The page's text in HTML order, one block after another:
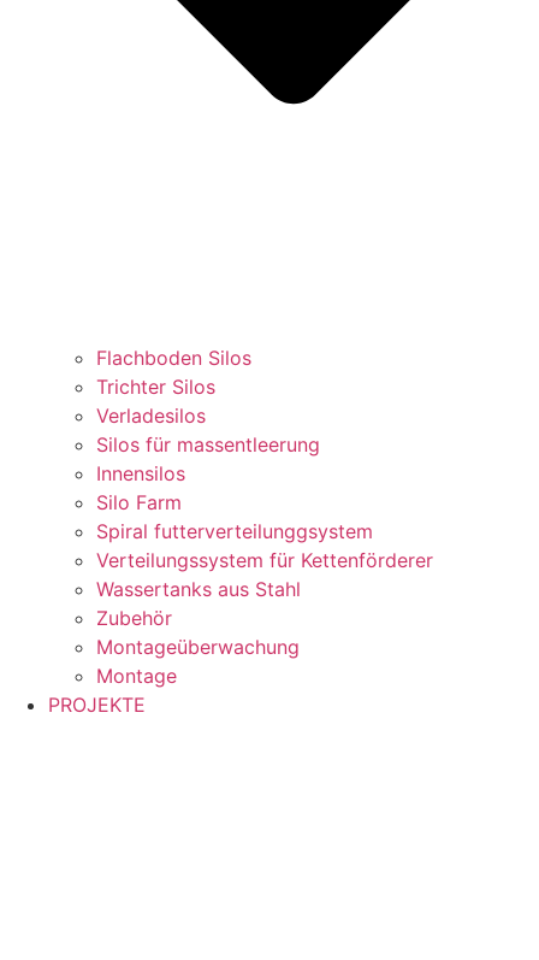
Flachboden Silos
Trichter Silos
Verladesilos
Silos für massentleerung
Innensilos
Silo Farm
Spiral futterverteilunggsystem
Verteilungssystem für Kettenförderer
Wassertanks aus Stahl
Zubehör
Montageüberwachung
Montage
PROJEKTE